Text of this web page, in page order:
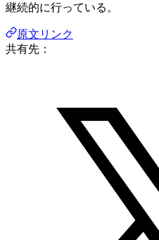
継続的に行っている。
原文リンク
共有先：